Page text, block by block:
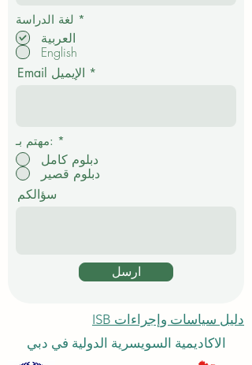
لغة الدراسة *
م
ي
العربية
English
Email الإيميل
مهتم بـ: *
دبلوم كامل
دبلوم قصير
سؤالكم
ارسل
دليل سياسات وإجراءات ISB
الاكاديمية السويسرية الدولية في دبي